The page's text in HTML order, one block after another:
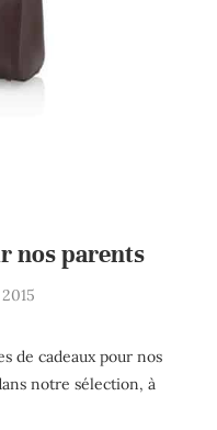
nos parents
de cadeaux pour nos
notre sélection, à